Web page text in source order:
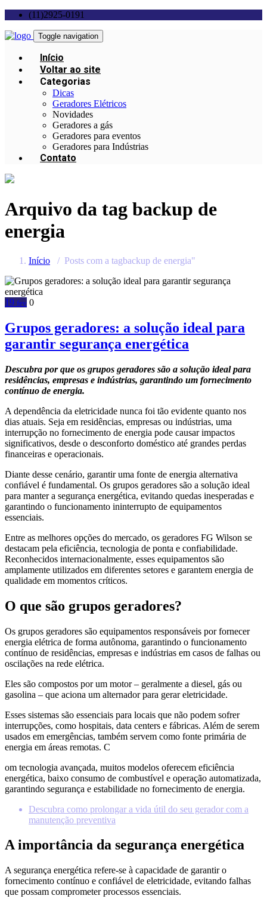
(11)2925-0191
Toggle navigation
Início
Voltar ao site
Categorias
Dicas
Geradores Elétricos
Novidades
Geradores a gás
Geradores para eventos
Geradores para Indústrias
Contato
Arquivo da tag backup de
energia
Início / Posts com a tagbackup de energia"
19 fev 0
Grupos geradores: a solução ideal para
garantir segurança energética
Descubra por que os grupos geradores são a solução ideal para
residências, empresas e indústrias, garantindo um fornecimento
contínuo de energia.
A dependência da eletricidade nunca foi tão evidente quanto nos
dias atuais. Seja em residências, empresas ou indústrias, uma
interrupção no fornecimento de energia pode causar impactos
significativos, desde o desconforto doméstico até grandes perdas
financeiras e operacionais.
Diante desse cenário, garantir uma fonte de energia alternativa
confiável é fundamental. Os grupos geradores são a solução ideal
para manter a segurança energética, evitando quedas inesperadas e
garantindo o funcionamento ininterrupto de equipamentos
essenciais.
Entre as melhores opções do mercado, os geradores FG Wilson se
destacam pela eficiência, tecnologia de ponta e confiabilidade.
Reconhecidos internacionalmente, esses equipamentos são
amplamente utilizados em diferentes setores e garantem energia de
qualidade em momentos críticos.
O que são grupos geradores?
Os grupos geradores são equipamentos responsáveis por fornecer
energia elétrica de forma autônoma, garantindo o funcionamento
contínuo de residências, empresas e indústrias em casos de falhas ou
oscilações na rede elétrica.
Eles são compostos por um motor – geralmente a diesel, gás ou
gasolina – que aciona um alternador para gerar eletricidade.
Esses sistemas são essenciais para locais que não podem sofrer
interrupções, como hospitais, data centers e fábricas. Além de serem
usados em emergências, também servem como fonte primária de
energia em áreas remotas. C
om tecnologia avançada, muitos modelos oferecem eficiência
energética, baixo consumo de combustível e operação automatizada,
garantindo segurança e estabilidade no fornecimento de energia.
Descubra como prolongar a vida útil do seu gerador com a
manutenção preventiva
A importância da segurança energética
A segurança energética refere-se à capacidade de garantir o
fornecimento contínuo e confiável de eletricidade, evitando falhas
que possam comprometer processos essenciais.